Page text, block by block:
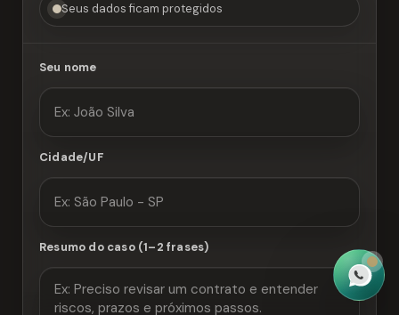
Seus dados ficam protegidos
Seu nome
Cidade/UF
Resumo do caso (1–2 frases)